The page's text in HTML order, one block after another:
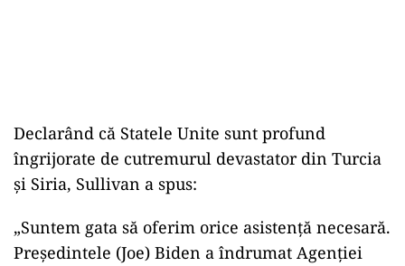
Declarând că Statele Unite sunt profund
îngrijorate de cutremurul devastator din Turcia
și Siria, Sullivan a spus:
„Suntem gata să oferim orice asistență necesară.
Președintele (Joe) Biden a îndrumat Agenției